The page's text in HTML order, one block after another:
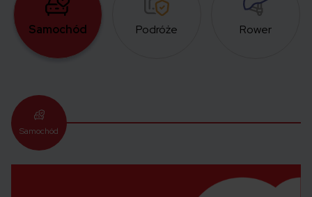
Samochód Podróże Rower
Samochód